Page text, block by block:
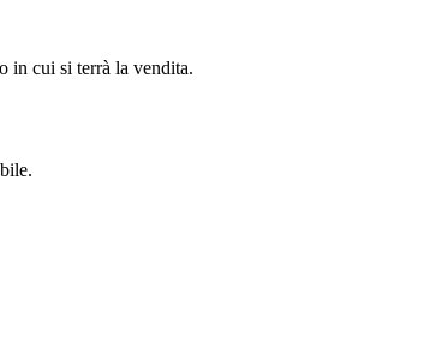
in cui si terrà la vendita.